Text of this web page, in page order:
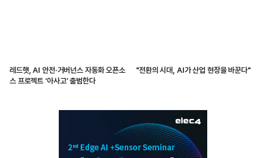
레드햇, AI 안전·거버넌스 자동화 오픈소
스 프로젝트 ‘아사고’ 출범한다
"전환의 시대, AI가 산업 현장을 바꾼다"